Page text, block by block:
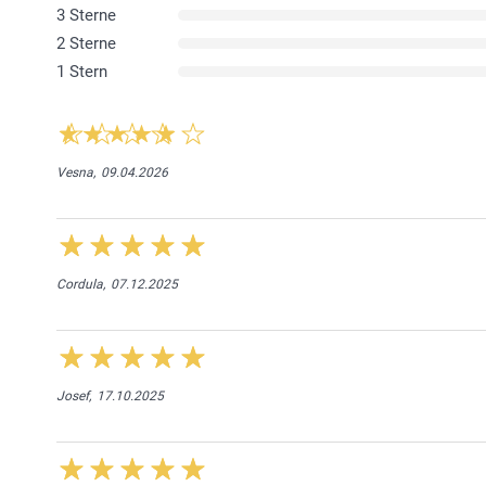
3 Sterne
2 Sterne
1 Stern
Vesna, 09.04.2026
Cordula, 07.12.2025
Josef, 17.10.2025